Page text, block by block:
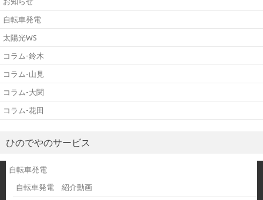
自転車発電
太陽光WS
コラム-鈴木
コラム-山見
コラム-大関
コラム-花田
ひのでやのサービス
自転車発電
自転車発電 紹介動画